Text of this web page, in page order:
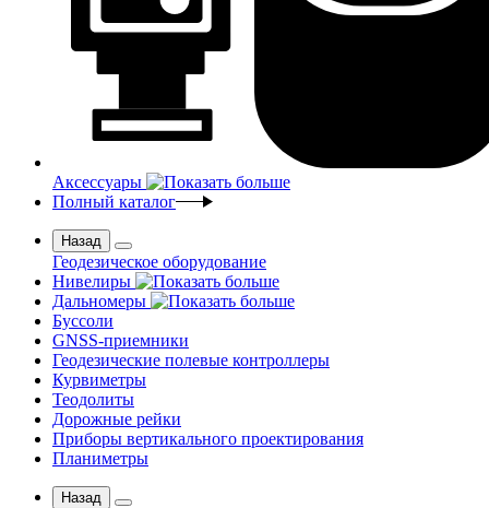
Аксессуары
Полный каталог
Назад
Геодезическое оборудование
Нивелиры
Дальномеры
Буссоли
GNSS-приемники
Геодезические полевые контроллеры
Курвиметры
Теодолиты
Дорожные рейки
Приборы вертикального проектирования
Планиметры
Назад